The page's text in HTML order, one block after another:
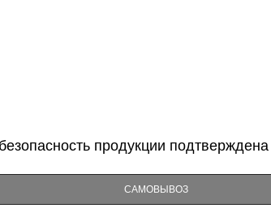
продукции
САМОВЫВОЗ